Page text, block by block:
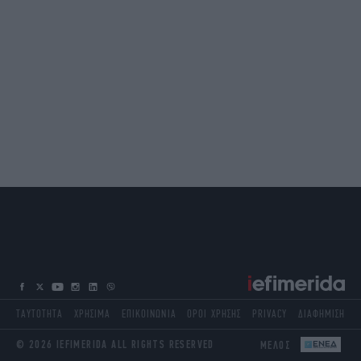
© 2026 IEFIMERIDA ALL RIGHTS RESERVED ΜΕΛΟΣ
ΤΑΥΤΟΤΗΤΑ ΧΡΗΣΙΜΑ ΕΠΙΚΟΙΝΩΝΙΑ ΟΡΟΙ ΧΡΗΣΗΣ PRIVACY ΔΙΑΦΗΜΙΣΗ